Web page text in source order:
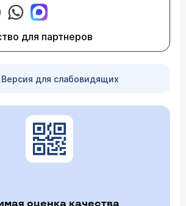
для партнеров
Версия для слабовидящих